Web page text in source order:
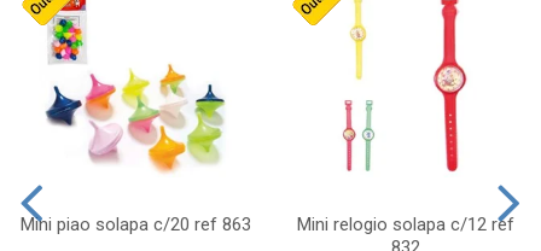
Mini piao solapa c/20 ref 863
Mini relogio solapa c/12 ref